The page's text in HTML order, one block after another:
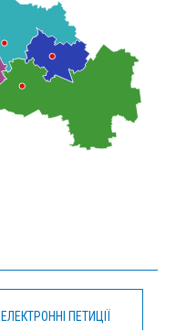
ЕЛЕКТРОННІ ПЕТИЦІЇ